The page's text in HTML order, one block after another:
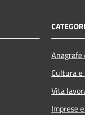
Cultura
Vita
Imprese